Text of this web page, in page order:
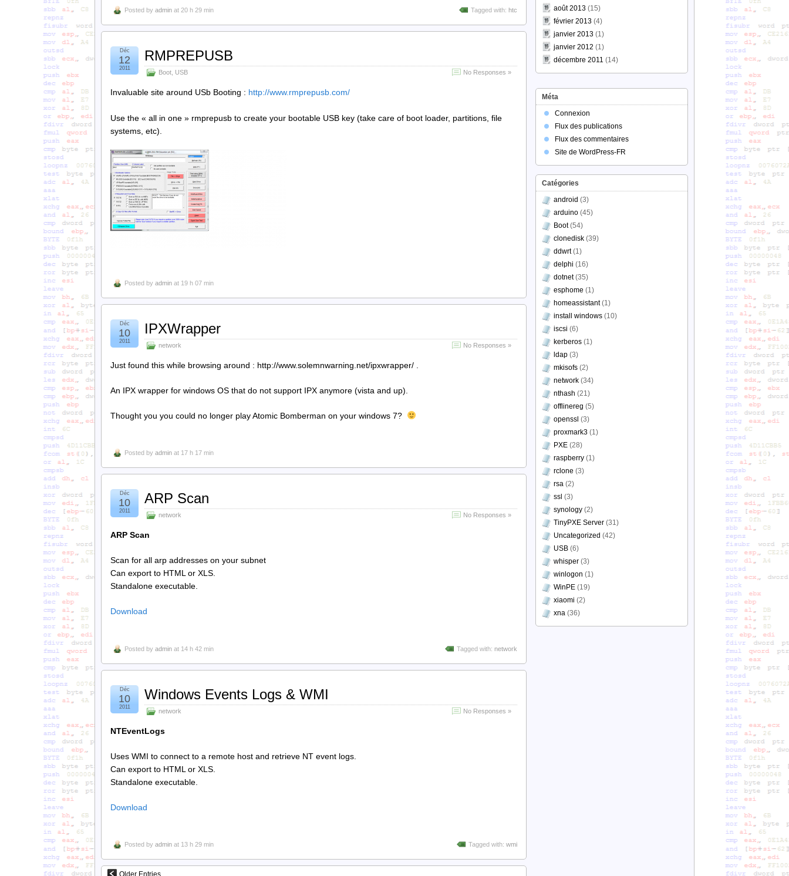
Posted by admin at 20 h 29 min Tagged with: htc
RMPREPUSB
Boot USB No Responses »
Déc
12
2011
Invaluable site around USb Booting : http://www.rmprepusb.com/
Use the « all in one » rmprepusb to create your bootable USB key (take care of boot loader, partitions, file
systems, etc).
Posted by admin at 19 h 07 min
IPXWrapper
network No Responses »
Déc
10
2011
Just found this while browsing around : http://www.solemnwarning.net/ipxwrapper/ .
An IPX wrapper for windows OS that do not support IPX anymore (vista and up).
Thought you you could no longer play Atomic Bomberman on your windows 7?
Posted by admin at 17 h 17 min
ARP Scan
network No Responses »
Déc
10
2011
ARP Scan
Scan for all arp addresses on your subnet
Can export to HTML or XLS.
Standalone executable.
Download
Posted by admin at 14 h 42 min Tagged with: network
Windows Events Logs & WMI
network No Responses »
Déc
10
2011
NTEventLogs
Uses WMI to connect to a remote host and retrieve NT event logs.
Can export to HTML or XLS.
Standalone executable.
Download
Posted by admin at 13 h 29 min Tagged with: wmi
août 2013 (15)
février 2013 (4)
janvier 2013 (1)
janvier 2012 (1)
décembre 2011 (14)
Méta
Connexion
Flux des publications
Flux des commentaires
Site de WordPress-FR
Catégories
android (3)
arduino (45)
Boot(54)
clonedisk (39)
ddwrt(1)
delphi (16)
dotnet(35)
esphome (1)
homeassistant(1)
install windows (10)
iscsi (6)
kerberos (1)
ldap (3)
mkisofs (2)
network (34)
nthash (21)
offlinereg (5)
openssl (3)
proxmark3 (1)
PXE (28)
raspberry (1)
rclone (3)
rsa (2)
ssl (3)
synology (2)
TinyPXE Server (31)
Uncategorized (42)
USB (6)
whisper (3)
winlogon (1)
WinPE (19)
xiaomi (2)
xna (36)